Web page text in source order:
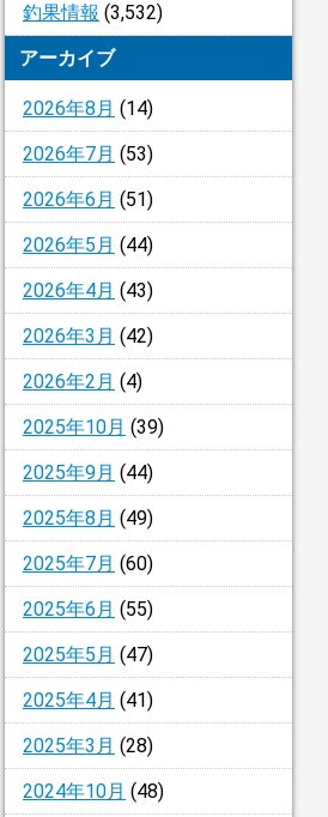
釣果情報 (3,532)
アーカイブ
2026年8月 (14)
2026年7月 (53)
2026年6月 (51)
2026年5月 (44)
2026年4月 (43)
2026年3月 (42)
2026年2月 (4)
2025年10月 (39)
2025年9月 (44)
2025年8月 (49)
2025年7月 (60)
2025年6月 (55)
2025年5月 (47)
2025年4月 (41)
2025年3月 (28)
2024年10月 (48)